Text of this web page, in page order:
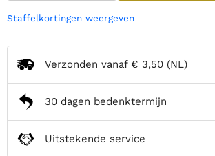
Staffelkortingen weergeven
Verzonden vanaf € 3,50 (NL)
30 dagen bedenktermijn
Uitstekende service